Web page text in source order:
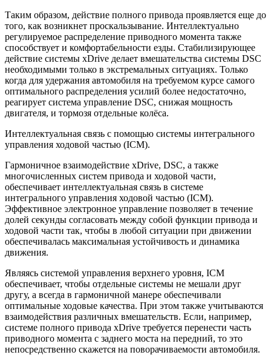
Таким образом, действие полного привода проявляется еще до
того, как возникнет проскальзывание. Интеллектуально
регулируемое распределение приводного момента также
способствует и комфортабельности езды. Стабилизирующее
действие системы xDrive делает вмешательства системы DSC
необходимыми только в экстремальных ситуациях. Только
когда для удержания автомобиля на требуемом курсе самого
оптимального распределения усилий более недостаточно,
реагирует система управление DSC, снижая мощность
двигателя, и тормозя отдельные колёса.
Интеллектуальная связь с помощью системы интегрального
управления ходовой частью (ICM).
Гармоничное взаимодействие xDrive, DSC, а также
многочисленных систем привода и ходовой части,
обеспечивает интеллектуальная связь в системе
интегрального управления ходовой частью (ICM).
Эффективное электронное управление позволяет в течение
долей секунды согласовать между собой функции привода и
ходовой части так, чтобы в любой ситуации при движении
обеспечивалась максимальная устойчивость и динамика
движения.
Являясь системой управления верхнего уровня, ICM
обеспечивает, чтобы отдельные системы не мешали друг
другу, а всегда в гармоничной манере обеспечивали
оптимальные ходовые качества. При этом также учитываются
взаимодействия различных вмешательств. Если, например,
системе полного привода xDrive требуется перенести часть
приводного момента с заднего моста на передний, то это
непосредственно скажется на поворачиваемости автомобиля.